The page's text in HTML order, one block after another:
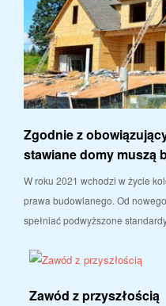
Zgodnie z
stawiane domy muszą
W roku 2021 wchodzi w życie
prawa budowlanego. Od
spełniać podwyższone
Zawód z przyszłością